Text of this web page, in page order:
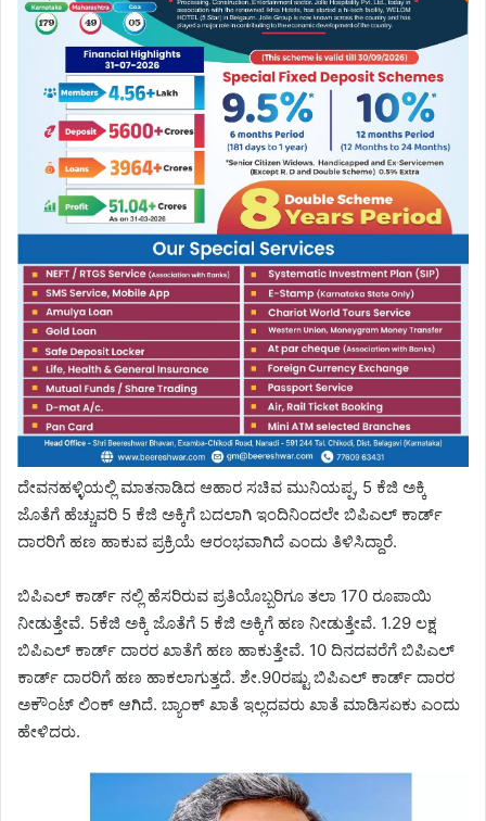
ದೇವನಹಳ್ಳಿಯಲ್ಲಿ ಮಾತನಾಡಿದ ಆಹಾರ ಸಚಿವ ಮುನಿಯಪ್ಪ, 5 ಕೆಜಿ ಅಕ್ಕಿ
ಜೊತೆಗೆ ಹೆಚ್ಚುವರಿ 5 ಕೆಜಿ ಅಕ್ಕಿಗೆ ಬದಲಾಗಿ ಇಂದಿನಿಂದಲೇ ಬಿಪಿಎಲ್ ಕಾರ್ಡ್
ದಾರರಿಗೆ ಹಣ ಹಾಕುವ ಪ್ರಕ್ರಿಯೆ ಆರಂಭವಾಗಿದೆ ಎಂದು ತಿಳಿಸಿದ್ದಾರೆ.
ಬಿಪಿಎಲ್ ಕಾರ್ಡ್ ನಲ್ಲಿ ಹೆಸರಿರುವ ಪ್ರತಿಯೊಬ್ಬರಿಗೂ ತಲಾ 170 ರೂಪಾಯಿ
ನೀಡುತ್ತೇವೆ. 5ಕೆಜಿ ಅಕ್ಕಿ ಜೊತೆಗೆ 5 ಕೆಜಿ ಅಕ್ಕಿಗೆ ಹಣ ನೀಡುತ್ತೇವೆ. 1.29 ಲಕ್ಷ
ಬಿಪಿಎಲ್ ಕಾರ್ಡ್ ದಾರರ ಖಾತೆಗೆ ಹಣ ಹಾಕುತ್ತೇವೆ. 10 ದಿನದವರೆಗೆ ಬಿಪಿಎಲ್
ಕಾರ್ಡ್ ದಾರರಿಗೆ ಹಣ ಹಾಕಲಾಗುತ್ತದೆ. ಶೇ.90ರಷ್ಟು ಬಿಪಿಎಲ್ ಕಾರ್ಡ್ ದಾರರ
ಅಕೌಂಟ್ ಲಿಂಕ್ ಆಗಿದೆ. ಬ್ಯಾಂಕ್ ಖಾತೆ ಇಲ್ಲದವರು ಖಾತೆ ಮಾಡಿಸಏಕು ಎಂದು
ಹೇಳಿದರು.